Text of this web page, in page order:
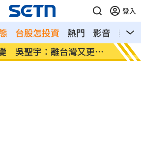
登入
台股怎投資 熱門 影音
熱搜
吳聖宇：離台灣又更近
女性
產